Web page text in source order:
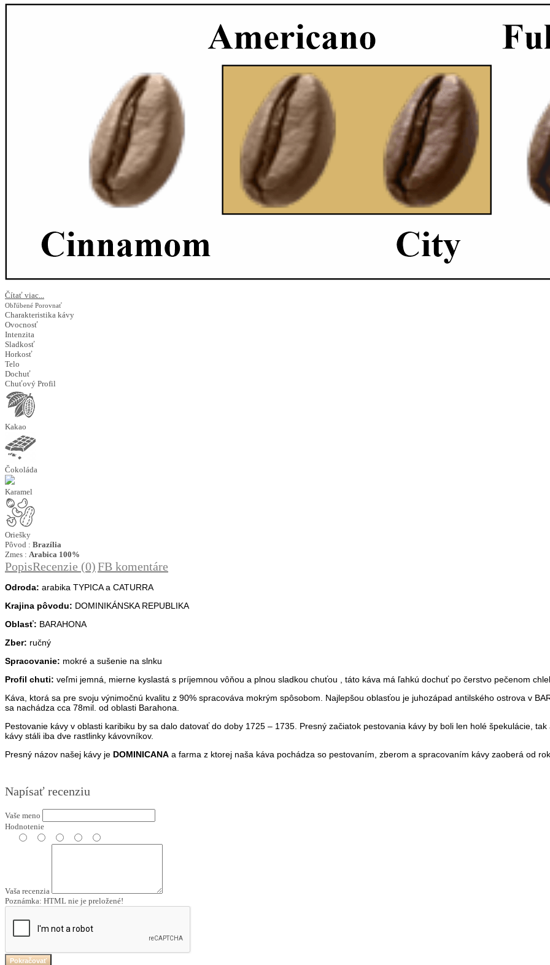
Čítať viac...
Obľúbené Porovnať
Charakteristika kávy
Ovocnosť
Intenzita
Sladkosť
Horkosť
Telo
Dochuť
Chuťový Profil
Kakao
Čokoláda
Karamel
Oriešky
Pôvod : Brazília
Zmes : Arabica 100%
PopisRecenzie (0)FB komentáre
Odroda: arabika TYPICA a CATURRA
Krajina pôvodu: DOMINIKÁNSKA REPUBLIKA
Oblasť: BARAHONA
Zber: ručný
Spracovanie: mokré a sušenie na slnku
Profil chuti: veľmi jemná, mierne kyslastá s príjemnou vôňou a plnou sladkou chuťou
táto káva má ľahkú dochuť po čerstvo pečenom
Káva, ktorá sa pre svoju výnimočnú kvalitu z 90% spracováva mokrým spôsobom. Najlepšou oblasťou je juhozápad antilského ostrova v
sa nachádza cca 78mil. od oblasti Barahona.
Pestovanie kávy v oblasti karibiku by sa dalo datovať do doby 1725 – 1735. Presný začiatok pestovania kávy by boli len holé špekulácie,
kávy stáli iba dve rastlinky kávovníkov.
Presný názov našej kávy je DOMINICANA a farma z ktorej naša káva pochádza so pestovaním, zberom a spracovaním kávy zaoberá od
Napísať recenziu
Vaše meno
Hodnotenie
Vaša recenzia
Poznámka: HTML nie je preložené!
Pokračovať